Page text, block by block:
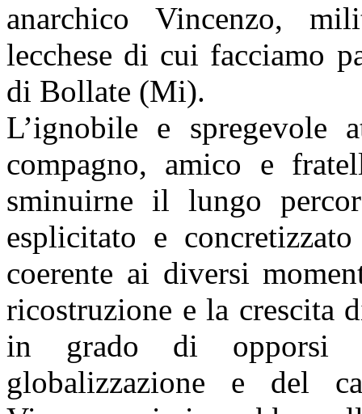
anarchico Vincenzo,
lecchese di cui facciamo
di Bollate (Mi).
L’ignobile e spregevole
compagno, amico e
sminuirne il lungo
esplicitato e
coerente ai diversi
ricostruzione e la crescita
in grado di opporsi
globalizzazione e del